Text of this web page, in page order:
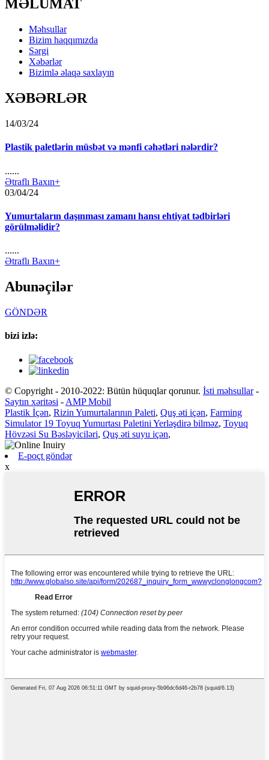
MƏLUMAT
Məhsullar
Bizim haqqımızda
Sərgi
Xəbərlər
Bizimlə əlaqə saxlayın
XƏBƏRLƏR
14/03/24
Plastik paletlərin müsbət və mənfi cəhətləri nələrdir?
......
Ətraflı Baxın+
03/04/24
Yumurtaların daşınması zamanı hansı ehtiyat tədbirləri
görülməlidir?
......
Ətraflı Baxın+
Abunəçilər
GÖNDƏR
bizi izlə:
© Copyright - 2010-2022: Bütün hüquqlar qorunur. İsti məhsullar-
Saytın xəritəsi - AMP Mobil
Plastik İçən, Rizin Yumurtalarının Paleti, Quş əti içən, Farming
Simulator 19 Toyuq Yumurtası Paletini Yerləşdirə bilməz, Toyuq
Hövzəsi Su Bəsləyiciləri, Quş əti suyu içən,
E-poçt göndər
x